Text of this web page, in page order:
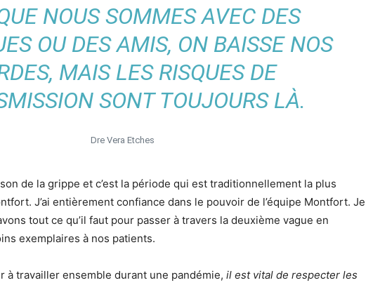
NOUS SOMMES AVEC DES
OU DES AMIS, ON BAISSE NOS
MAIS LES RISQUES DE
SONT TOUJOURS LÀ.
Dre Vera Etches
de la grippe et c’est la période qui est traditionnellement la plus
J’ai entièrement confiance dans le pouvoir de l’équipe Montfort. Je
tout ce qu’il faut pour passer à travers la deuxième vague en
exemplaires à nos patients.
à travailler ensemble durant une pandémie, il est vital de respecter les